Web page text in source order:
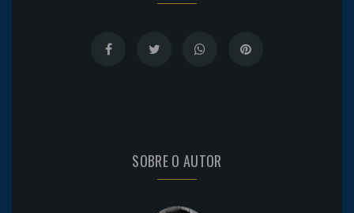
SOBRE O AUTOR